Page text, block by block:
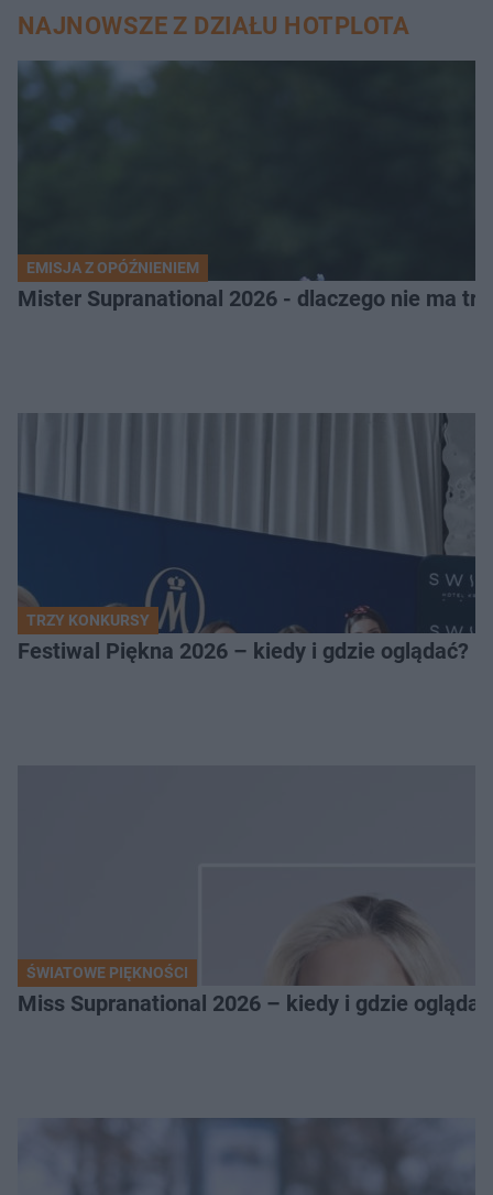
NAJNOWSZE Z DZIAŁU HOTPLOTA
EMISJA Z OPÓŹNIENIEM
Mister Supranational 2026 - dlaczego nie ma
TRZY KONKURSY
Festiwal Piękna 2026 – kiedy i gdzie oglądać?
ŚWIATOWE PIĘKNOŚCI
Miss Supranational 2026 – kiedy i gdzie